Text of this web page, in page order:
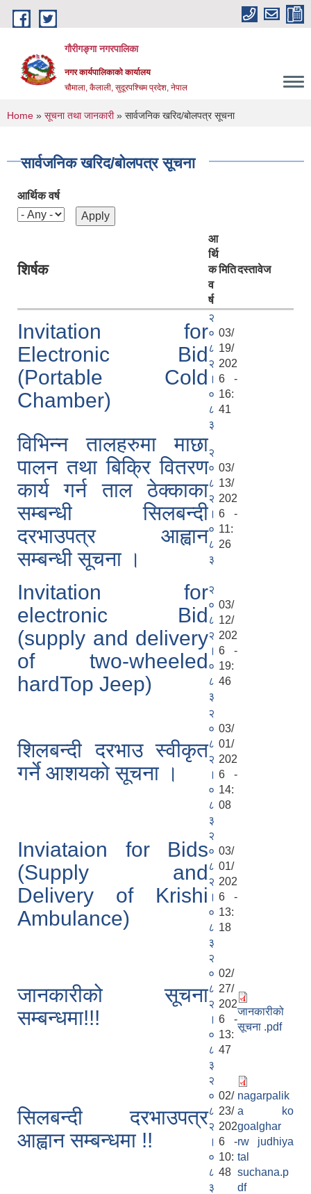
Skip to main content
गौरीगङ्गा नगरपालिका
नगर कार्यपालिकाको कार्यालय
चौमाला, कैलाली, सुदूरपश्चिम प्रदेश, नेपाल
You are here
Home » सूचना तथा जानकारी» सार्वजनिक खरिद/बोलपत्र सूचना
सार्वजनिक खरिद/बोलपत्र सूचना
आर्थिक वर्ष
शिर्षक
आ
र्थि
क
व
र्ष
मितिदस्तावेज
Invitation for
Electronic Bid
(Portable Cold
Chamber)
२
०
८
२
।
०
८
३
03/
19/
202
6 -
16:
41
विभिन्न तालहरुमा माछा
पालन तथा बिक्रि वितरण
कार्य गर्न ताल ठेक्काका
सम्बन्धी सिलबन्दी
दरभाउपत्र आह्वान
सम्बन्धी सूचना ।
२
०
८
२
।
०
८
३
03/
13/
202
6 -
11:
26
Invitation for
electronic Bid
(supply and delivery
of two-wheeled
hardTop Jeep)
२
०
८
२
।
०
८
३
03/
12/
202
6 -
19:
46
शिलबन्दी दरभाउ स्वीकृत
गर्ने आशयको सूचना ।
२
०
८
२
।
०
८
३
03/
01/
202
6 -
14:
08
Inviataion for Bids
(Supply and
Delivery of Krishi
Ambulance)
२
०
८
२
।
०
८
३
03/
01/
202
6 -
13:
18
जानकारीको सूचना
सम्बन्धमा!!!
२
०
८
२
।
०
८
३
02/
27/
202
6 -
13:
47
जानकारीको
सूचना .pdf
सिलबन्दी दरभाउपत्र
आह्वान सम्बन्धमा !!
२
०
८
२
।
०
८
३
02/
23/
202
6 -
10:
48
nagarpalik
a ko
goalghar
rw judhiya
tal
suchana.p
df